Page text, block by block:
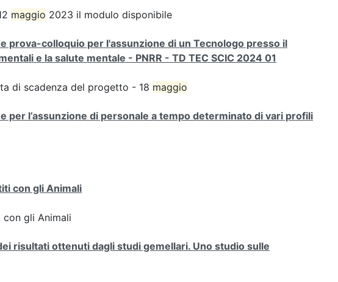
maggio 2023 il modulo disponibile
prova-colloquio per l'assunzione di un Tecnologo presso il
e la salute mentale - PNRR - TD TEC SCIC 2024 01
di scadenza del progetto - 18 maggio
per l’assunzione di personale a tempo determinato di vari profili
con gli Animali
con gli Animali
risultati ottenuti dagli studi gemellari. Uno studio sulle